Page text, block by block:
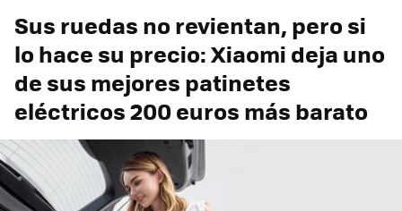
Sus ruedas no revientan, pero si
lo hace su precio: Xiaomi deja uno
de sus mejores patinetes
eléctricos 200 euros más barato